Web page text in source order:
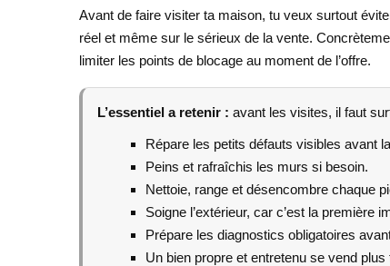
Avant de faire visiter ta maison, tu veux surtout
réel et même sur le sérieux de la vente.
limiter les points de blocage au moment de l’offre.
L’essentiel a retenir : avant les visites, il faut
Répare les petits défauts visibles avant
Peins et rafraîchis les murs si besoin.
Nettoie, range et désencombre chaque
Soigne l’extérieur, car c’est la première
Prépare les diagnostics obligatoires
Un bien propre et entretenu se vend plus